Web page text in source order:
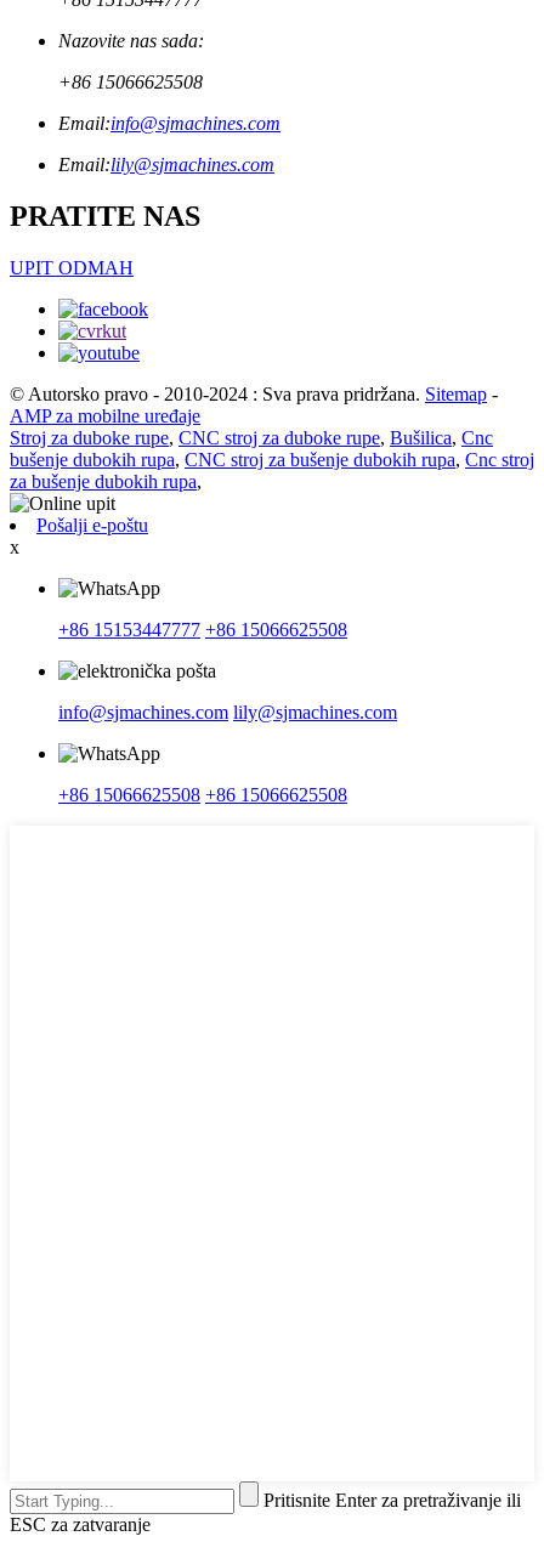
Nazovite nas sada:
+86 15066625508
Email:info@sjmachines.com
Email:lily@sjmachines.com
PRATITE NAS
UPIT ODMAH
© Autorsko pravo - 2010-2024 : Sva prava pridržana. Sitemap -
AMP za mobilne uređaje
Stroj za duboke rupe, CNC stroj za duboke rupe, Bušilica, Cnc
bušenje dubokih rupa, CNC stroj za bušenje dubokih rupa, Cnc stroj
za bušenje dubokih rupa,
Pošalji e-poštu
x
+86 15153447777 +86 15066625508
info@sjmachines.com lily@sjmachines.com
+86 15066625508 +86 15066625508
Pritisnite Enter za pretraživanje ili
ESC za zatvaranje